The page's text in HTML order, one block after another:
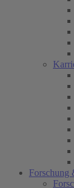
Forschung